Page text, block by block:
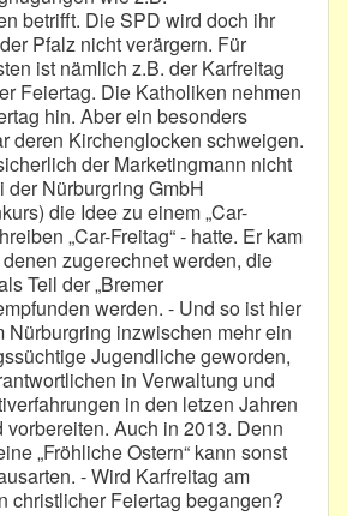
betrifft. Die SPD wird doch ihr
Pfalz nicht verärgern. Für
ist nämlich z.B. der Karfreitag
Feiertag. Die Katholiken nehmen
hin. Aber ein besonders
deren Kirchenglocken schweigen.
der Marketingmann nicht
der Nürburgring GmbH
die Idee zu einem „Car-
„Car-Freitag“ - hatte. Er kam
zugerechnet werden, die
Teil der „Bremer
werden. - Und so ist hier
Nürburgring inzwischen mehr ein
Jugendliche geworden,
in Verwaltung und
in den letzen Jahren
Auch in 2013. Denn
„Fröhliche Ostern“ kann sonst
- Wird Karfreitag am
christlicher Feiertag begangen?